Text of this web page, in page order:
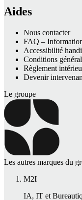
Aides
Nous contacter
FAQ –
Accessibilité
Conditions
Règlement
Devenir
Le groupe
Les autres marques du
M2I
IA, IT et